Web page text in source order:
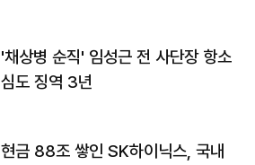
'채상병 순직' 임성근 전 사단장 항소
심도 징역 3년
현금 88조 쌓인 SK하이닉스, 국내